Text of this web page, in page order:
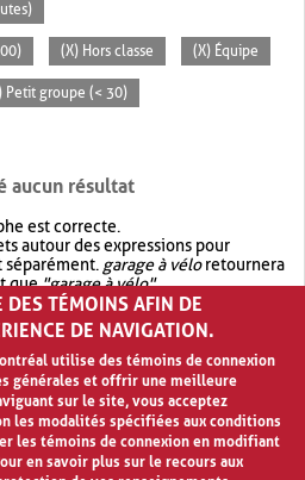
(X) Hors classe (X) Équipe
Petit groupe (< 30)
aucun résultat
est correcte.
autour des expressions pour
séparément. garage à véloretournera
que"garage à vélo".
recherche avec OR.garage OR vélo
de résultat quegarage à vélo
DES TÉMOINS AFIN DE
DE NAVIGATION.
utilise des témoins de connexion
générales et offrir une meilleure
sur le site, vous acceptez
les modalités spécifiées aux conditions
les témoins de connexion en modifiant
en savoir plus sur le recours aux